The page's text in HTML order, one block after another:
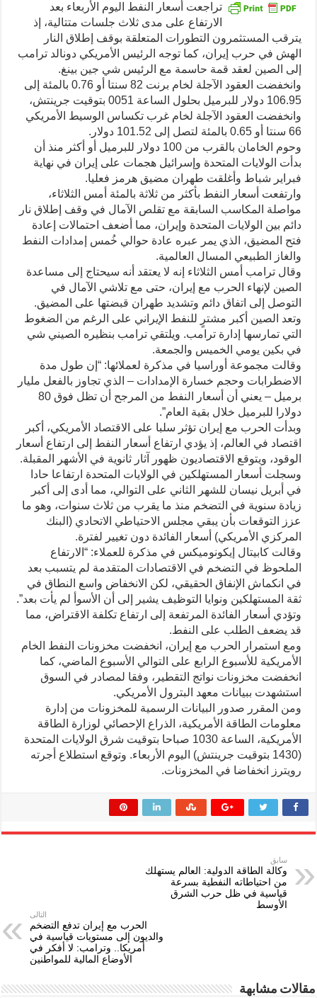
تراجعت أسعار النفط اليوم الأربعاء بعد
الارتفاع على مدى ثلاث جلسات متتالية، إذ
يترقب المستثمرون التطورات المتعلقة بوقف إطلاق النار
الهش في حرب إيران، كما توجه الرئيس الأمريكي دونالد ترامب
إلى الصين لعقد قمة حاسمة مع الرئيس شي جين بينغ.
وانخفضت العقود الآجلة لخام برنت 82 سنتا أو 0.76 بالمئة إلى
106.95 دولار للبرميل بحلول الساعة 0051 بتوقيت جرينتش،
وانخفضت العقود الآجلة لخام غرب تكساس الوسيط الأمريكي
66 سنتا أو 0.65 بالمئة لتصل إلى 101.52 دولار.
وحوم الخامان بالقرب من 100 دولار للبرميل أو أكثر منذ أن
بدأت الولايات المتحدة وإسرائيل هجمات على إيران في نهاية
فبراير شباط وأغلقت طهران مضيق هرمز فعليا.
وارتفعت أسعار النفط بأكثر من ثلاثة بالمئة أمس الثلاثاء،
مواصلة المكاسب السابقة مع تقلص الآمال في وقف إطلاق نار
دائم بين الولايات المتحدة وإيران، مما أضعف احتمالات إعادة
فتح المضيق، الذي يمر عبره عادة حوالي خُمس إمدادات النفط
والغاز الطبيعي المسال العالمية.
وقال ترامب أمس الثلاثاء إنه لا يعتقد أنه سيحتاج إلى مساعدة
الصين لإنهاء الحرب مع إيران، حتى مع تلاشي الآمال في
التوصل إلى اتفاق دائم وتشديد طهران قبضتها على المضيق.
وتعد الصين أكبر مشترٍ للنفط الإيراني على الرغم من الضغوط
التي تمارسها إدارة ترامب. ويلتقي ترامب بنظيره الصيني شي
في بكين يومي الخميس والجمعة.
وقالت مجموعة أوراسيا في مذكرة لعملائها: “إن طول مدة
الاضطرابات وحجم خسارة الإمدادات – الذي تجاوز بالفعل مليار
برميل – يعني أن أسعار النفط من المرجح أن تظل فوق 80
دولارا للبرميل خلال بقية العام”.
وبدأت الحرب مع إيران تؤثر سلبا على الاقتصاد الأمريكي، أكبر
اقتصاد في العالم، إذ يؤدي ارتفاع أسعار النفط إلى ارتفاع أسعار
الوقود، ويتوقع الاقتصاديون ظهور آثار ثانوية في الأشهر المقبلة.
وسجلت أسعار المستهلكين في الولايات المتحدة ارتفاعا حادا
في أبريل نيسان للشهر الثاني على التوالي، مما أدى إلى أكبر
زيادة سنوية في التضخم منذ ما يقرب من ثلاث سنوات، وهو ما
عزز التوقعات بأن يبقي مجلس الاحتياطي الاتحادي (البنك
المركزي الأمريكي) أسعار الفائدة دون تغيير لفترة.
وقالت كابيتال إيكونوميكس في مذكرة للعملاء: “الارتفاع
الملحوظ في التضخم في الاقتصادات المتقدمة لم يتسبب بعد
في انكماش الإنفاق الحقيقي، لكن الانخفاض واسع النطاق في
ثقة المستهلكين ونوايا التوظيف يشير إلى أن الأسوأ لم يأت بعد”.
وتؤدي أسعار الفائدة المرتفعة إلى ارتفاع تكلفة الاقتراض، مما
قد يضعف الطلب على النفط.
ومع استمرار الحرب مع إيران، انخفضت مخزونات النفط الخام
الأمريكية للأسبوع الرابع على التوالي الأسبوع الماضي، كما
انخفضت مخزونات نواتج التقطير، وفقا لمصادر في السوق
استشهدت ببيانات معهد البترول الأمريكي.
ومن المقرر صدور البيانات الرسمية للمخزونات من إدارة
معلومات الطاقة الأمريكية، الذراع الإحصائي لوزارة الطاقة
الأمريكية، الساعة 1030 صباحا بتوقيت شرق الولايات المتحدة
(1430 بتوقيت جرينتش) اليوم الأربعاء. وتوقع استطلاع أجرته
رويترز انخفاضا في المخزونات.
سابق
وكالة الطاقة الدولية: العالم يستهلك
من احتياطاته النفطية بسرعة
قياسية في ظل حرب الشرق
الأوسط
التالى
الحرب مع إيران تدفع التضخم
والديون إلى مستويات قياسية في
أمريكا.. وترامب: لا أفكر في
الأوضاع المالية للمواطنين
مقالات مشابهة